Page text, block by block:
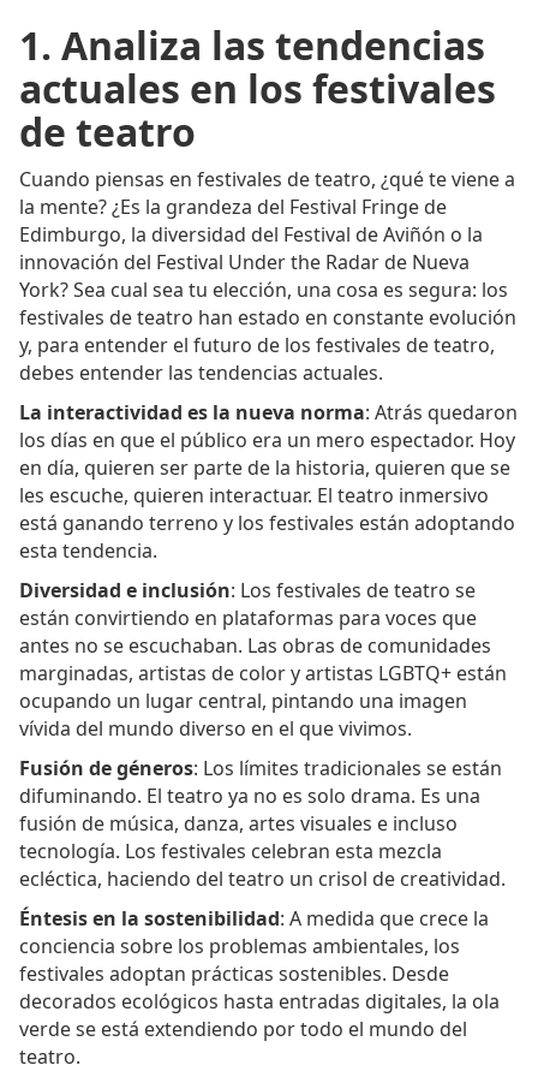
1. Analiza las tendencias
actuales en los festivales
de teatro
Cuando piensas en festivales de teatro, ¿qué te viene a
la mente? ¿Es la grandeza del Festival Fringe de
Edimburgo, la diversidad del Festival de Aviñón o la
innovación del Festival Under the Radar de Nueva
York? Sea cual sea tu elección, una cosa es segura: los
festivales de teatro han estado en constante evolución
y, para entender el futuro de los festivales de teatro,
debes entender las tendencias actuales.
La interactividad es la nueva norma: Atrás quedaron
los días en que el público era un mero espectador. Hoy
en día, quieren ser parte de la historia, quieren que se
les escuche, quieren interactuar. El teatro inmersivo
está ganando terreno y los festivales están adoptando
esta tendencia.
Diversidad e inclusión: Los festivales de teatro se
están convirtiendo en plataformas para voces que
antes no se escuchaban. Las obras de comunidades
marginadas, artistas de color y artistas LGBTQ+ están
ocupando un lugar central, pintando una imagen
vívida del mundo diverso en el que vivimos.
Fusión de géneros: Los límites tradicionales se están
difuminando. El teatro ya no es solo drama. Es una
fusión de música, danza, artes visuales e incluso
tecnología. Los festivales celebran esta mezcla
ecléctica, haciendo del teatro un crisol de creatividad.
Éntesis en la sostenibilidad: A medida que crece la
conciencia sobre los problemas ambientales, los
festivales adoptan prácticas sostenibles. Desde
decorados ecológicos hasta entradas digitales, la ola
verde se está extendiendo por todo el mundo del
teatro.